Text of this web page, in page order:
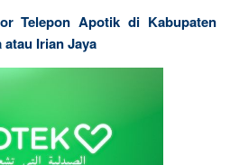
Telepon Apotik di Kabupaten
Irian Jaya